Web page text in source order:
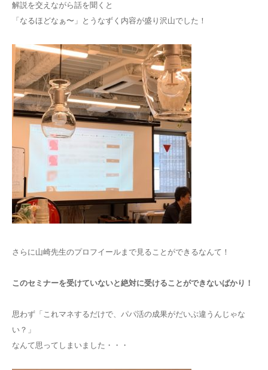
解説を交えながら話を聞くと
「なるほどなぁ〜」とうなずく内容が盛り沢山でした！
さらに山崎先生のプロフイールまで見ることができるなんて！
このセミナーを受けていないと絶対に受けることができないばかり！
思わず「これマネするだけで、パパ活の成果がだいぶ違うんじゃな
い？」
なんて思ってしまいました・・・